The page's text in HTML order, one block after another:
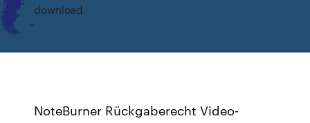
download
NoteBurner Rückgaberecht Video-